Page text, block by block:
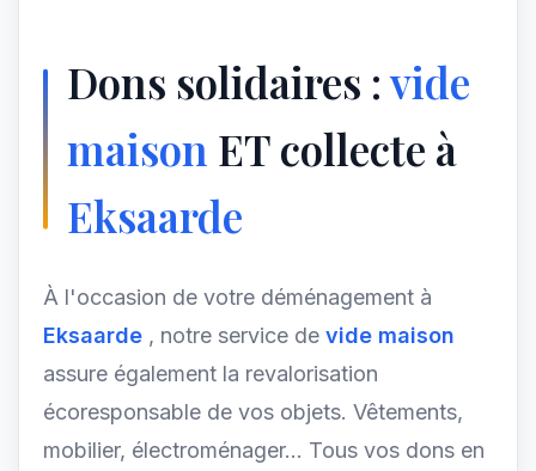
Dons solidaires :vide
maison ET collecte à
Eksaarde
À l'occasion de votre déménagement à
Eksaarde , notre service de vide maison
assure également la revalorisation
écoresponsable de vos objets. Vêtements,
mobilier, électroménager... Tous vos dons en